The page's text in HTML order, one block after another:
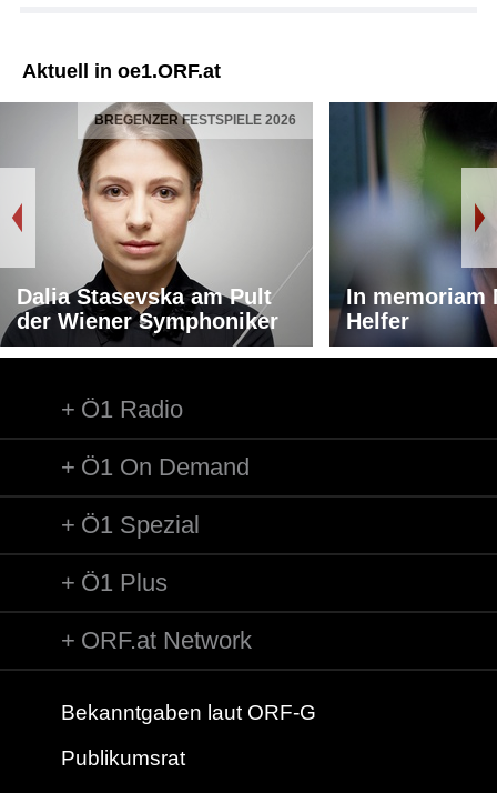
Aktuell in oe1.ORF.at
BREGENZER FESTSPIELE 2026
Dalia Stasevska am Pult
der Wiener Symphoniker
In memoriam
Helfer
Ö1 Radio
Ö1 On Demand
Ö1 Spezial
Ö1 Plus
ORF.at Network
Bekanntgaben laut ORF-G
Publikumsrat